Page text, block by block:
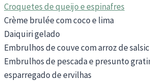
Croquetes de queijo e espinafres
Crème brulée com coco e lima
Daiquiri gelado
Embrulhos de couve com arroz de
Embrulhos de pescada e presunto
esparregado de ervilhas